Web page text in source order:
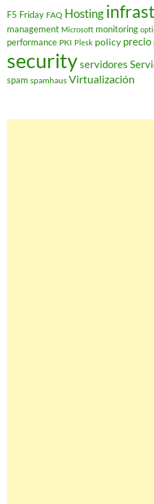
F5 Friday FAQ Hosting
management Microsoft monitoring
performance PKI Plesk policy precio
securityservidores
spam spamhaus Virtualización